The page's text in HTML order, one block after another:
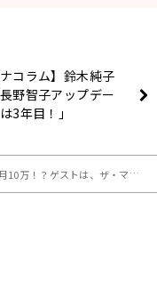
ナコラム】鈴木純子
長野智子アップデー
3年目！」
？ゲストは、ザ・マミィでした！